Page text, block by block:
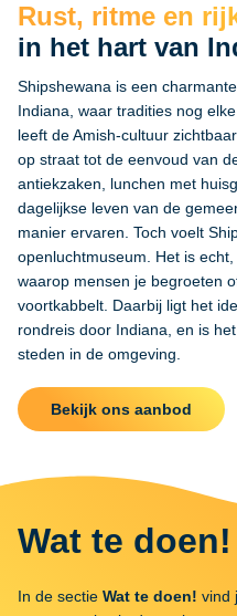
Rust, ritme en
in het hart van
Shipshewana is een
Indiana, waar tradities nog
leeft de Amish-cultuur
op straat tot de eenvoud van
antiekzaken, lunchen met
dagelijkse leven van de
manier ervaren. Toch voelt
openluchtmuseum. Het is
waarop mensen je begroeten
voortkabbelt. Daarbij ligt het
rondreis door Indiana, en is
steden in de omgeving.
Bekijk ons aanbod
Wat te doen!
In de sectie Wat te doen! vind